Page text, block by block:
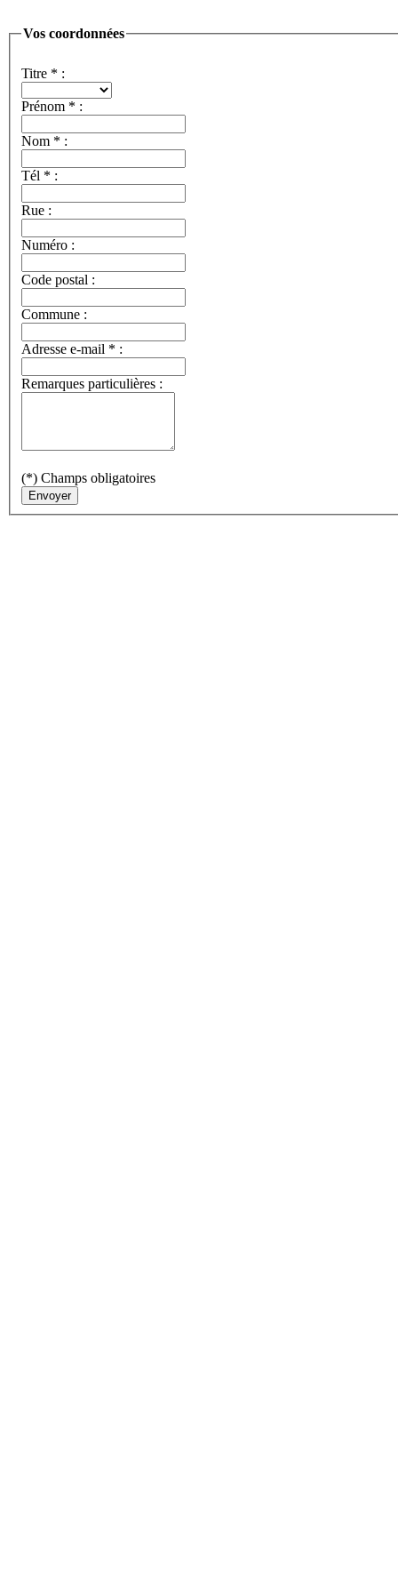
Vos coordonnées
Titre * :
Prénom * :
Nom * :
Tél * :
Rue :
Numéro :
Code postal :
Commune :
Adresse e-mail * :
Remarques particulières :
(*) Champs obligatoires
Envoyer